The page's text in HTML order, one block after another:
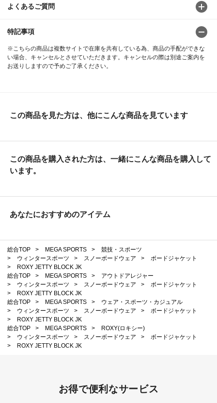
よくあるご質問
特記事項
※こちらの商品は複数サイトで在庫を共有している為、商品の手配ができな
い場合、キャンセルとさせていただきます。キャンセルの際は別途ご案内を
お送りしますので予めご了承ください。
この商品を見た方は、他にこんな商品を見ています
この商品を購入された方は、一緒にこんな商品を購入して
います。
あなたにおすすめのアイテム
総合TOP > MEGA SPORTS >
競技・スポーツ
>
ウィンタースポーツ > スノーボードウェア >
ボードジャケット
>
ROXY JETTY BLOCK JK
総合TOP
> MEGA SPORTS >
アウトドアレジャー
>
ウィンタースポーツ > スノーボードウェア >
ボードジャケット
>
ROXY JETTY BLOCK JK
総合TOP
> MEGA SPORTS >
ウェア・スポーツ・カジュアル
>
ウィンタースポーツ > スノーボードウェア >
ボードジャケット
>
ROXY JETTY BLOCK JK
総合TOP
> MEGA SPORTS >
ROXY(ロキシー)
>
ウィンタースポーツ > スノーボードウェア >
ボードジャケット
>
ROXY JETTY BLOCK JK
お得で便利なサービス